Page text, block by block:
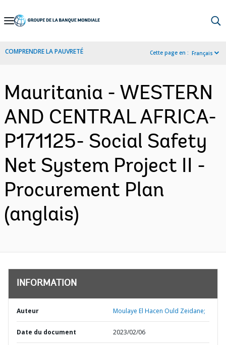
Skip
Navigation
COMPRENDRE LA PAUVRETÉ Cette page en : Français
Mauritania - WESTERN
AND CENTRAL AFRICA-
P171125- Social Safety
Net System Project II -
Procurement Plan
(anglais)
INFORMATION
Auteur Moulaye El Hacen Ould Zeidane;
Date du document 2023/02/06